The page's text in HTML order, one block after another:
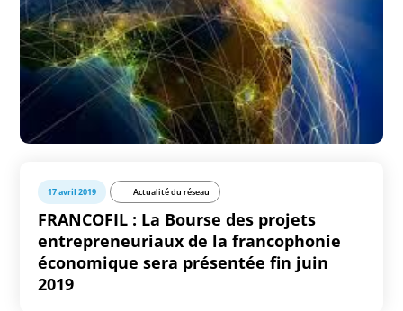
17 avril 2019 Actualité du réseau
FRANCOFIL : La Bourse des projets
entrepreneuriaux de la francophonie
économique sera présentée fin juin
2019